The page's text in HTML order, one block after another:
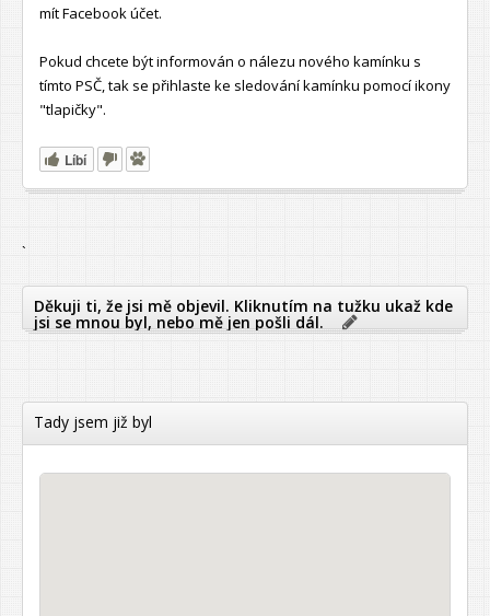
mít Facebook účet.
Pokud chcete být informován o nálezu nového kamínku s
tímto PSČ, tak se přihlaste ke sledování kamínku pomocí ikony
"tlapičky".
Líbí
`
Děkuji ti, že jsi mě objevil. Kliknutím na tužku ukaž kde
jsi se mnou byl, nebo mě jen pošli dál.
Tady jsem již byl